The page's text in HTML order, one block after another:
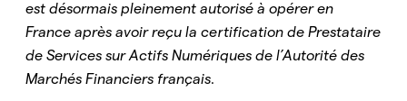
est désormais pleinement autorisé à opérer en
France après avoir reçu la certification de Prestataire
de Services sur Actifs Numériques de l’Autorité des
Marchés Financiers français.